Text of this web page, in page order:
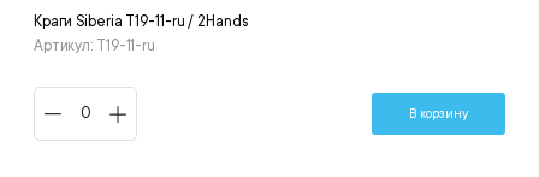
Краги Siberia T19-11-ru / 2Hands
Артикул: T19-11-ru
В корзину